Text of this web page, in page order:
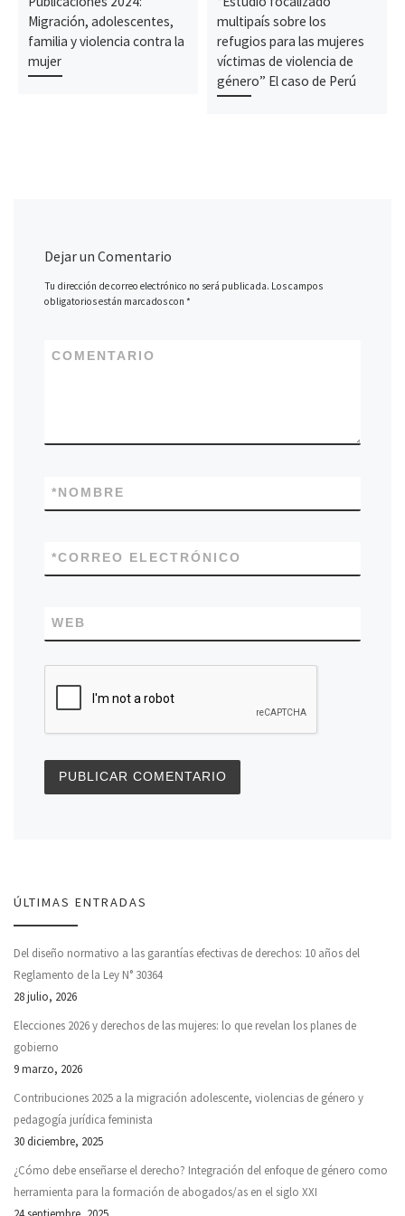
Migración, adolescentes,
familia y violencia contra la
mujer
multipaís sobre los
refugios para las mujeres
víctimas de violencia de
género” El caso de Perú
Dejar un Comentario
Tu dirección de correo electrónico no será publicada. Los campos
obligatorios están marcados con*
COMENTARIO
NOMBRE
*
CORREO ELECTRÓNICO
*
WEB
ÚLTIMAS ENTRADAS
Del diseño normativo a las garantías efectivas de derechos: 10 años del
Reglamento de la Ley N° 30364
28 julio, 2026
Elecciones 2026 y derechos de las mujeres: lo que revelan los planes de
gobierno
9 marzo, 2026
Contribuciones 2025 a la migración adolescente, violencias de género y
pedagogía jurídica feminista
30 diciembre, 2025
¿Cómo debe enseñarse el derecho? Integración del enfoque de género como
herramienta para la formación de abogados/as en el siglo XXI